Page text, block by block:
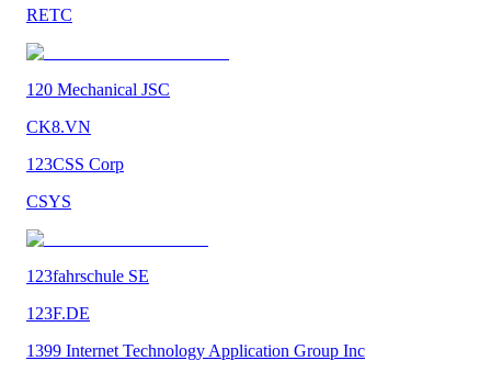
RETC
120 Mechanical JSC
CK8.VN
123CSS Corp
CSYS
123fahrschule SE
123F.DE
1399 Internet Technology Application Group Inc